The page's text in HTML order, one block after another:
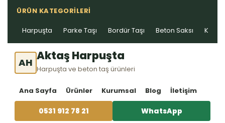
ÜRÜN KATEGORILERI
Harpuşta Parke Taşı Bordür Taşı Beton Saksı Kablo
AH Aktaş Harpuşta
Harpuşta ve beton taş ürünleri
Ana Sayfa Ürünler Kurumsal Blog İletişim
0531 912 78 21 WhatsApp